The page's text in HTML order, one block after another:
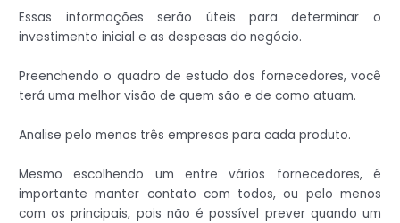
Essas informações serão úteis para determinar o
investimento inicial e as despesas do negócio.
Preenchendo o quadro de estudo dos fornecedores, você
terá uma melhor visão de quem são e de como atuam.
Analise pelo menos três empresas para cada produto.
Mesmo escolhendo um entre vários fornecedores, é
importante manter contato com todos, ou pelo menos
com os principais, pois não é possível prever quando um